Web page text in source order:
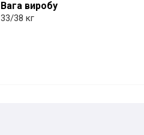
Вага виробу
33/38 кг